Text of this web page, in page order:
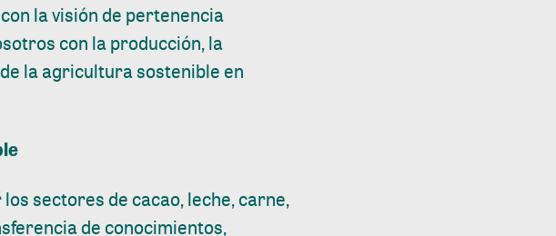
la visión de pertenencia
con la producción, la
la agricultura sostenible en
sectores de cacao, leche, carne,
de conocimientos,